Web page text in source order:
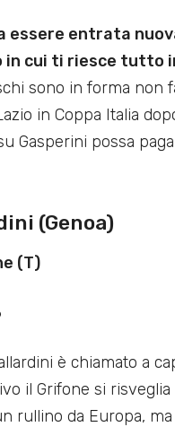
essere entrata
in cui ti riesce tutto
sono in forma non
in Coppa Italia
Gasperini possa
(Genoa)
(T)
è chiamato a
il Grifone si risveglia
rullino da Europa,